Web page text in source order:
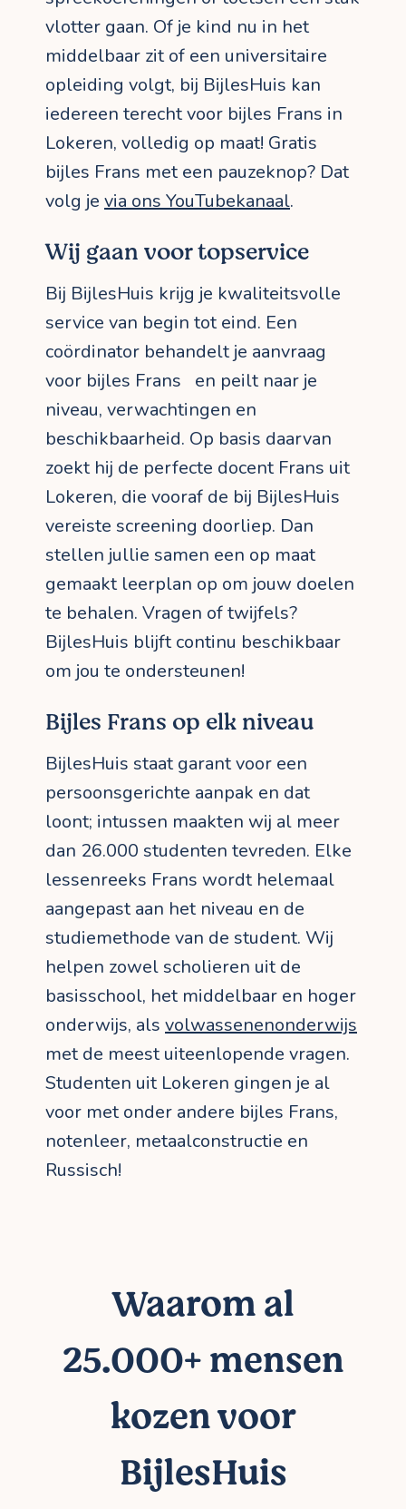
vlotter gaan. Of je kind nu in het
middelbaar zit of een universitaire
opleiding volgt, bij BijlesHuis kan
iedereen terecht voor bijles Frans in
Lokeren, volledig op maat! Gratis
bijles Frans met een pauzeknop? Dat
volg je via ons YouTubekanaal.
Wij gaan voor topservice
Bij BijlesHuis krijg je kwaliteitsvolle
service van begin tot eind. Een
coördinator behandelt je aanvraag
voor bijles Frans en peilt naar je
niveau, verwachtingen en
beschikbaarheid. Op basis daarvan
zoekt hij de perfecte docent Frans uit
Lokeren, die vooraf de bij BijlesHuis
vereiste screening doorliep. Dan
stellen jullie samen een op maat
gemaakt leerplan op om jouw doelen
te behalen. Vragen of twijfels?
BijlesHuis blijft continu beschikbaar
om jou te ondersteunen!
Bijles Frans op elk niveau
BijlesHuis staat garant voor een
persoonsgerichte aanpak en dat
loont; intussen maakten wij al meer
dan 26.000 studenten tevreden. Elke
lessenreeks Frans wordt helemaal
aangepast aan het niveau en de
studiemethode van de student. Wij
helpen zowel scholieren uit de
basisschool, het middelbaar en hoger
onderwijs, als volwassenenonderwijs
met de meest uiteenlopende vragen.
Studenten uit Lokeren gingen je al
voor met onder andere bijles Frans,
notenleer, metaalconstructie en
Russisch!
Waarom al
25.000+ mensen
kozen voor
BijlesHuis